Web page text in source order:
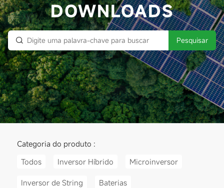
DOWNLOADS
Pesquisar
Categoria do produto :
Todos
Inversor Híbrido Microinversor
Inversor de String Baterias